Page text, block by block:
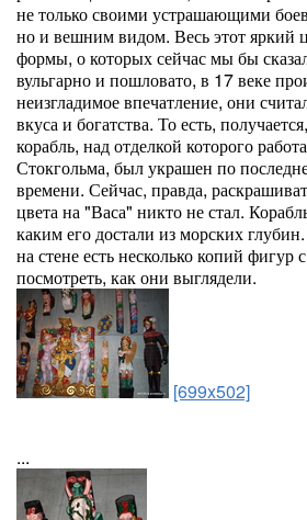
не только своими устрашающими
но и вешним видом. Весь этот яркий
формы, о которых сейчас мы бы
вульгарно и пошловато, в 17 веке
неизгладимое впечатление, они
вкуса и богатства. То есть,
корабль, над отделкой которого
Стокгольма, был украшен по
времени. Сейчас, правда,
цвета на "Васа" никто не стал.
каким его достали из морских
на стене есть несколько копий
посмотреть, как они выглядели.
[699x502]
...